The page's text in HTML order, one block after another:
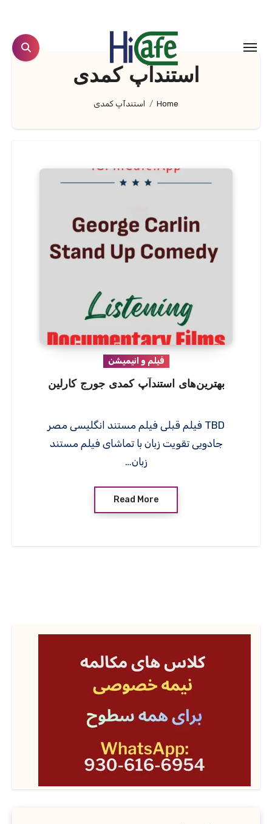
content
استندآپ کمدی
Home استندآپ کمدی
فیلم و انیمیشن
بهترین‌های استندآپ کمدی جورج کارلین
TBD فیلم قبلی فیلم مستند انگلیسی مصر
جادویی تقویت زبان با تماشای فیلم مستند
زبان…
Read More